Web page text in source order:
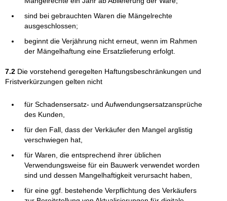
sind bei gebrauchten Waren die Mängelrechte
ausgeschlossen;
beginnt die Verjährung nicht erneut, wenn im Rahmen
der Mängelhaftung eine Ersatzlieferung erfolgt.
7.2 Die vorstehend geregelten Haftungsbeschränkungen und
Fristverkürzungen gelten nicht
für Schadensersatz- und Aufwendungsersatzansprüche
des Kunden,
für den Fall, dass der Verkäufer den Mangel arglistig
verschwiegen hat,
für Waren, die entsprechend ihrer üblichen
Verwendungsweise für ein Bauwerk verwendet worden
sind und dessen Mangelhaftigkeit verursacht haben,
für eine ggf. bestehende Verpflichtung des Verkäufers